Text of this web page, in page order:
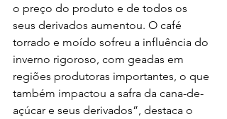
o preço do produto e de todos os
seus derivados aumentou. O café
torrado e moído sofreu a influência do
inverno rigoroso, com geadas em
regiões produtoras importantes, o que
também impactou a safra da cana-de-
açúcar e seus derivados”, destaca o